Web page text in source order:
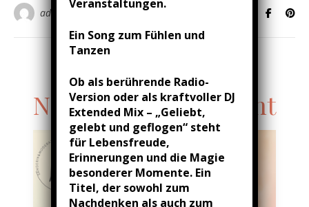
admin
Next Upcoming Event
Veranstaltungen.
Ein Song zum Fühlen und
Tanzen
Ob als berührende Radio-
Version oder als kraftvoller DJ
Extended Mix – „Geliebt,
gelebt und geflogen“ steht
für Lebensfreude,
Erinnerungen und die Magie
besonderer Momente. Ein
Titel, der sowohl zum
Nachdenken als auch zum